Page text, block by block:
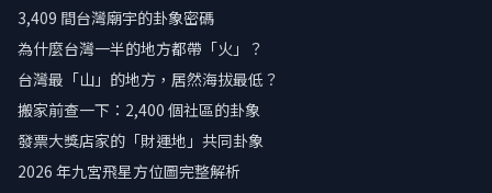
3,409 間台灣廟宇的卦象密碼
為什麼台灣一半的地方都帶「火」？
台灣最「山」的地方，居然海拔最低？
搬家前查一下：2,400 個社區的卦象
發票大獎店家的「財運地」共同卦象
2026 年九宮飛星方位圖完整解析